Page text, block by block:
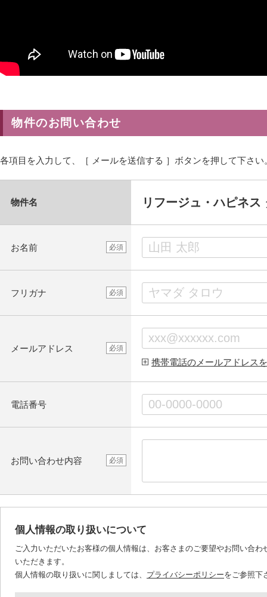
物件のお問い合わせ
各項目を入力して、［ メールを送信する ］ボタンを押して下さい
物件名 リフージュ・ハピネス
お名前 必須
フリガナ 必須
メールアドレス 必須
携帯電話のメールアドレス
電話番号
お問い合わせ内容 必須
個人情報の取り扱いについて
ご入力いただいたお客様の個人情報は、お客さまのご要望やお問い合
いただきます。
個人情報の取り扱いに関しましては、 プライバシーポリシーをご参照下